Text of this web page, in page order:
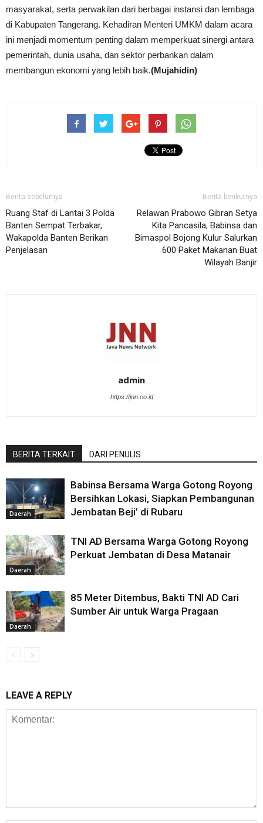
masyarakat, serta perwakilan dari berbagai instansi dan lembaga
di Kabupaten Tangerang. Kehadiran Menteri UMKM dalam acara
ini menjadi momentum penting dalam memperkuat sinergi antara
pemerintah, dunia usaha, dan sektor perbankan dalam
membangun ekonomi yang lebih baik.(Mujahidin)
Berita sebelumya
Ruang Staf di Lantai 3 Polda
Banten Sempat Terbakar,
Wakapolda Banten Berikan
Penjelasan
Berita berikutnya
Relawan Prabowo Gibran Setya
Kita Pancasila, Babinsa dan
Bimaspol Bojong Kulur Salurkan
600 Paket Makanan Buat
Wilayah Banjir
admin
https://jnn.co.id
BERITA TERKAIT DARI PENULIS
Daerah
Babinsa Bersama Warga Gotong Royong
Bersihkan Lokasi, Siapkan Pembangunan
Jembatan Beji’ di Rubaru
Daerah
TNI AD Bersama Warga Gotong Royong
Perkuat Jembatan di Desa Matanair
Daerah
85 Meter Ditembus, Bakti TNI AD Cari
Sumber Air untuk Warga Pragaan
LEAVE A REPLY